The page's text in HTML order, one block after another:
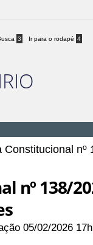
3 Ir para o rodapé 4
Constitucional
nº 138/
05/02/2026